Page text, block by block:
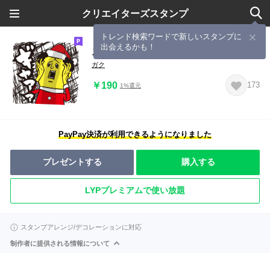
クリエイターズスタンプ
トレンド検索ワードで新しいスタンプに
出会えるかも！
スーパーブス 冬
ガク
￥190 1%還元 173
PayPay決済が利用できるようになりました
プレゼントする 購入する
LYPプレミアムで使い放題
スタンプアレンジ/デコレーションに対応
制作者に提供される情報について